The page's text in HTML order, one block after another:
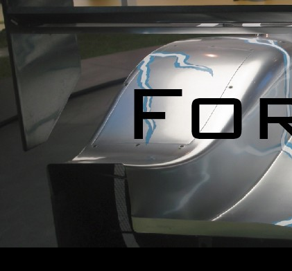
Aller
au